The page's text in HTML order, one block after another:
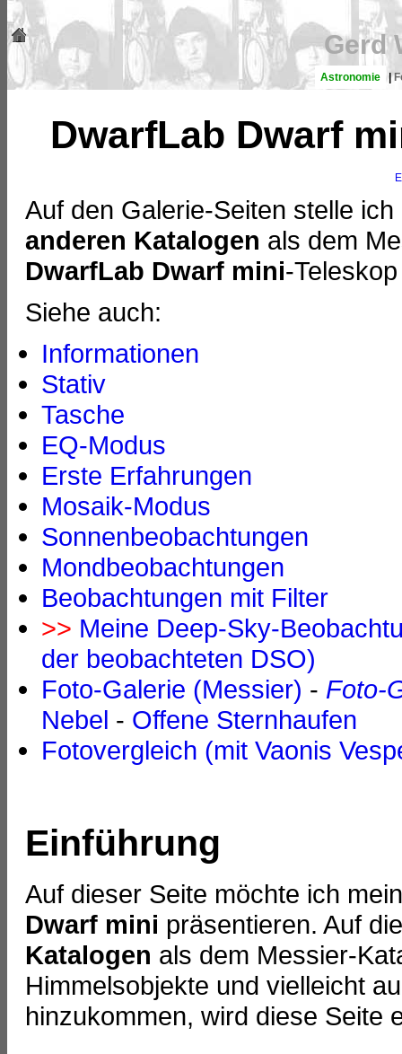
Gerd
Astronomie |
DwarfLab Dwarf
Auf den Galerie-Seiten stelle
anderen Katalogen als dem
DwarfLab Dwarf mini-
Siehe auch:
Informationen
Stativ
Tasche
EQ-Modus
Erste Erfahrungen
Mosaik-Modus
Sonnenbeobachtungen
Mondbeobachtungen
Beobachtungen mit Filter
>> Meine Deep-Sky-
der beobachteten DSO)
Foto-Galerie (Messier) - Foto-
Nebel - Offene Sternhaufen
Fotovergleich (mit Vaonis
Einführung
Auf dieser Seite möchte ich
Dwarf mini präsentieren. Auf
Katalogen als dem Messier-
Himmelsobjekte und vielleicht
hinzukommen, wird diese Seite